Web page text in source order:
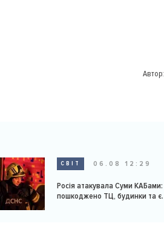
Автор:
СВІТ 06.08 12:29
Росія атакувала Суми КАБами:
пошкоджено ТЦ, будинки та є